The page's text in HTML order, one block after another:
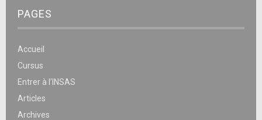
PAGES
Accueil
Cursus
Entrer à l’INSAS
Articles
Archives